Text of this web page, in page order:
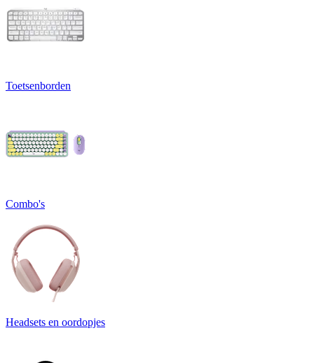
Toetsenborden
Combo's
Headsets en oordopjes